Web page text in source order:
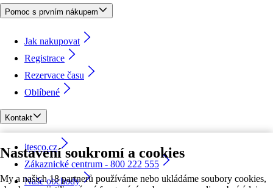
Nastavení soukromí a cookies
My a našich 18 partnerů používáme nebo ukládáme soubory cookies,
Pomoc s prvním nákupem
Jak nakupovat
Registrace
Rezervace času
Oblíbené
Kontakt
itesco.cz
Zákaznické centrum - 800 222 555
Naše obchody